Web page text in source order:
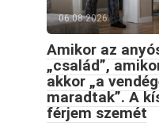
06.08.2026
Amikor az
„család”,
akkor „a
maradtak”. A
férjem szemét